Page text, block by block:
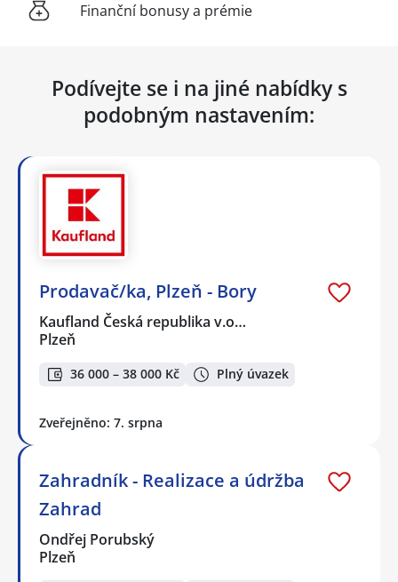
Finanční bonusy a prémie
Podívejte se i na jiné nabídky s
podobným nastavením:
Prodavač/ka, Plzeň - Bory
Kaufland Česká republika v.o…
Plzeň
36 000 – 38 000 Kč Plný úvazek
Zveřejněno: 7. srpna
Zahradník - Realizace a údržba
Zahrad
Ondřej Porubský
Plzeň